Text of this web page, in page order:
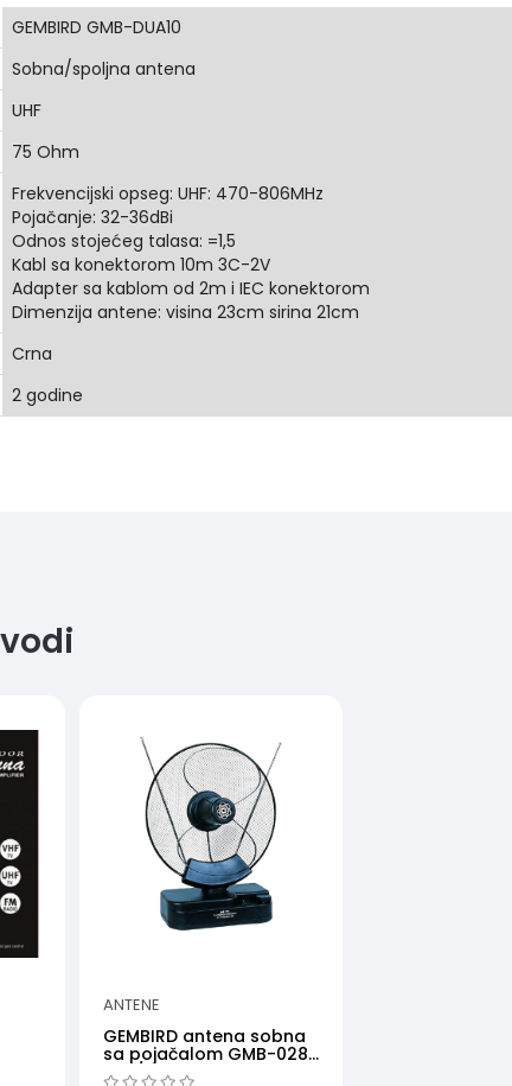
GEMBIRD GMB-DUA10
Sobna/spoljna antena
UHF
75 Ohm
Frekvencijski opseg: UHF: 470-806MHz
Pojačanje: 32-36dBi
Odnos stojećeg talasa: =1,5
Kabl sa konektorom 10m 3C-2V
Adapter sa kablom od 2m i IEC konektorom
Dimenzija antene: visina 23cm sirina 21cm
Crna
2 godine
ANTENE
GEMBIRD antena sobna
sa pojačalom GMB-028
UHF/VHF 36dB